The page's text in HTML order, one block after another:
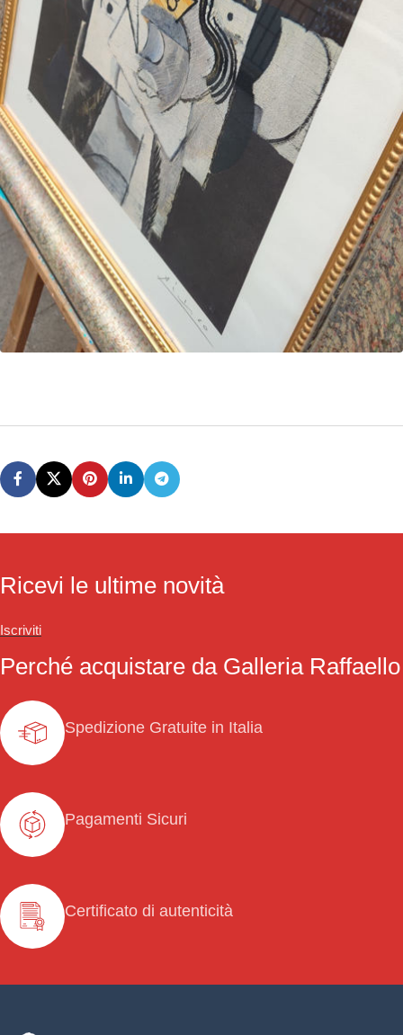
Ricevi le ultime novità
Iscriviti
Perché acquistare da Galleria Raffaello
Spedizione Gratuite in Italia
Pagamenti Sicuri
Certificato di autenticità